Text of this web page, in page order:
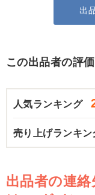
出
この出品者の評価
人気ランキング
売り上げランキン
出品者の連